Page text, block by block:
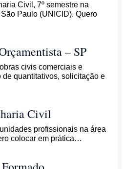
Civil, 7º semestre na
Paulo (UNICID). Quero
– SP
civis comerciais e
quantitativos, solicitação e
Civil
profissionais na área
colocar em prática…